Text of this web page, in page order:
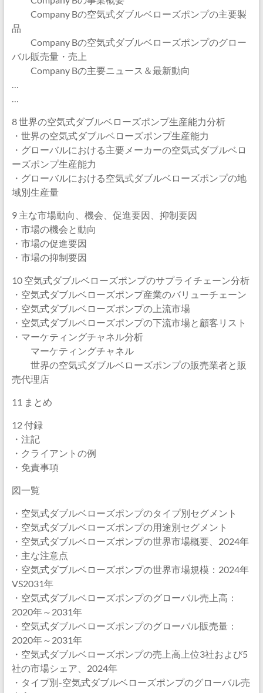
Company Bの空気式ダブルベローズポンプの主要製
品
Company Bの空気式ダブルベローズポンプのグロー
バル販売量・売上
Company Bの主要ニュース＆最新動向
…
…
8 世界の空気式ダブルベローズポンプ生産能力分析
・世界の空気式ダブルベローズポンプ生産能力
・グローバルにおける主要メーカーの空気式ダブルベロ
ーズポンプ生産能力
・グローバルにおける空気式ダブルベローズポンプの地
域別生産量
9 主な市場動向、機会、促進要因、抑制要因
・市場の機会と動向
・市場の促進要因
・市場の抑制要因
10 空気式ダブルベローズポンプのサプライチェーン分析
・空気式ダブルベローズポンプ産業のバリューチェーン
・空気式ダブルベローズポンプの上流市場
・空気式ダブルベローズポンプの下流市場と顧客リスト
・マーケティングチャネル分析
マーケティングチャネル
世界の空気式ダブルベローズポンプの販売業者と販
売代理店
11 まとめ
12 付録
・注記
・クライアントの例
・免責事項
図一覧
・空気式ダブルベローズポンプのタイプ別セグメント
・空気式ダブルベローズポンプの用途別セグメント
・空気式ダブルベローズポンプの世界市場概要、2024年
・主な注意点
・空気式ダブルベローズポンプの世界市場規模：2024年
VS2031年
・空気式ダブルベローズポンプのグローバル売上高：
2020年～2031年
・空気式ダブルベローズポンプのグローバル販売量：
2020年～2031年
・空気式ダブルベローズポンプの売上高上位3社および5
社の市場シェア、2024年
・タイプ別-空気式ダブルベローズポンプのグローバル売